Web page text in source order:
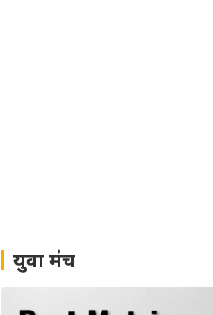
युवा मंच